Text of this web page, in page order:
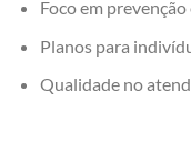
Foco em
Planos para
Qualidade no